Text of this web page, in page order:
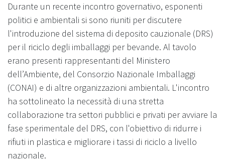
Durante un recente incontro governativo, esponenti
politici e ambientali si sono riuniti per discutere
l'introduzione del sistema di deposito cauzionale (DRS)
per il riciclo degli imballaggi per bevande. Al tavolo
erano presenti rappresentanti del Ministero
dell’Ambiente, del Consorzio Nazionale Imballaggi
(CONAI) e di altre organizzazioni ambientali. L'incontro
ha sottolineato la necessità di una stretta
collaborazione tra settori pubblici e privati per avviare la
fase sperimentale del DRS, con l'obiettivo di ridurre i
rifiuti in plastica e migliorare i tassi di riciclo a livello
nazionale.